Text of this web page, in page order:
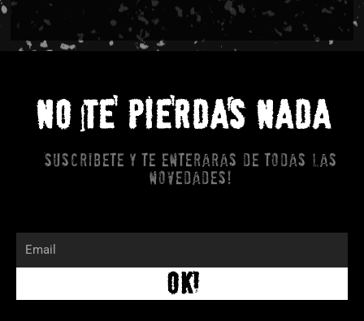
NO TE PIERDAS NADA
Suscribete y te enteraras de todas las
novedades!
OK!